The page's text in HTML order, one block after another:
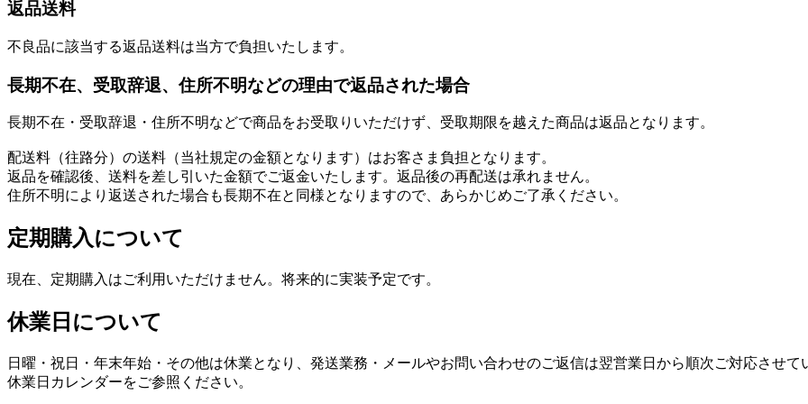
返品送料
不良品に該当する返品送料は当方で負担いたします。
長期不在、受取辞退、住所不明などの理由で返品された場合
長期不在・受取辞退・住所不明などで商品をお受取りいただけず、受取期限を越えた商品は返品となります。
配送料（往路分）の送料（当社規定の金額となります）はお客さま負担となります。
返品を確認後、送料を差し引いた金額でご返金いたします。返品後の再配送は承れません。
住所不明により返送された場合も長期不在と同様となりますので、あらかじめご了承ください。
定期購入について
現在、定期購入はご利用いただけません。将来的に実装予定です。
休業日について
日曜・祝日・年末年始・その他は休業となり、発送業務・メールやお問い合わせのご返信は翌営業日から順次ご対応させて
休業日カレンダーをご参照ください。